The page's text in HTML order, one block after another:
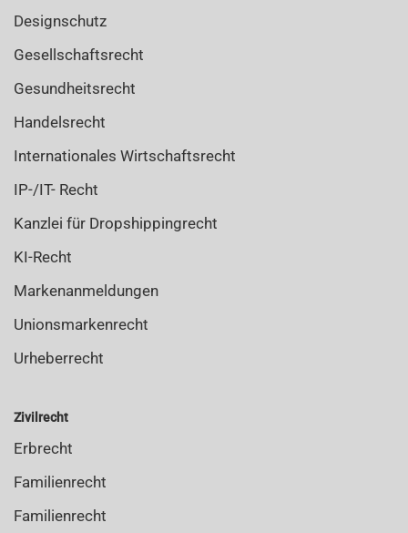
Designschutz
Gesellschaftsrecht
Gesundheitsrecht
Handelsrecht
Internationales Wirtschaftsrecht
IP-/IT- Recht
Kanzlei für Dropshippingrecht
KI-Recht
Markenanmeldungen
Unionsmarkenrecht
Urheberrecht
Zivilrecht
Erbrecht
Familienrecht
Familienrecht